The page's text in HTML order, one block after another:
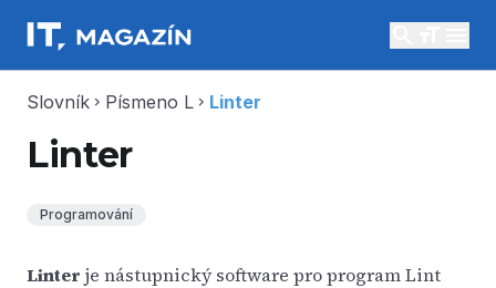
Slovník chevron_right Písmeno L chevron_right Linter
Linter
Programování
Linter je nástupnický software pro program Lint